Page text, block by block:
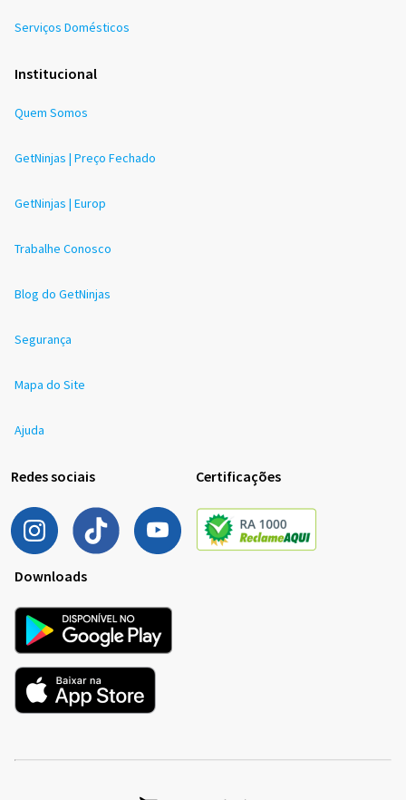
Serviços Domésticos
Institucional
Quem Somos
GetNinjas | Preço Fechado
GetNinjas | Europ
Trabalhe Conosco
Blog do GetNinjas
Segurança
Mapa do Site
Ajuda
Redes sociais Certificações
Downloads